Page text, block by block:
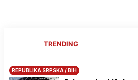
TRENDING
REPUBLIKA SRPSKA / BIH